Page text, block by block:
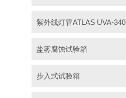
紫外线灯管ATLAS UVA-340
盐雾腐蚀试验箱
步入式试验箱